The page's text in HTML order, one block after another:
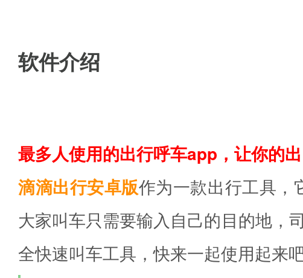
软件介绍
最多人使用的出行呼车app，让你的出
滴滴出行安卓版作为一款出行工具，
大家叫车只需要输入自己的目的地，
全快速叫车工具，快来一起使用起来吧